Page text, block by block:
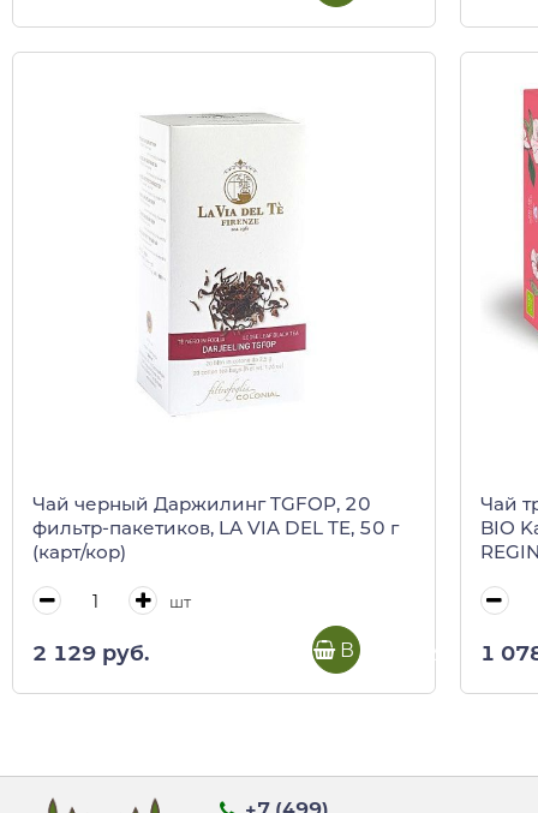
Чай черный Даржилинг TGFOP, 20
фильтр-пакетиков, LA VIA DEL TE, 50 г
(карт/кор)
шт
2 129 руб. В корзину
Чай
BIO
1